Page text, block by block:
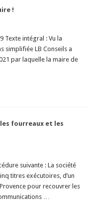
!
Texte intégral : Vu la
simplifiée LB Conseils a
par laquelle la maire de
fourreaux et les
suivante : La société
titres exécutoires, d’un
pour recouvrer les
…